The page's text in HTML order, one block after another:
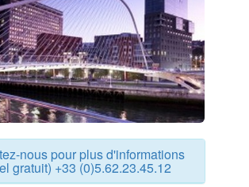
nous pour plus d'informations
gratuit) +33 (0)5.62.23.45.12